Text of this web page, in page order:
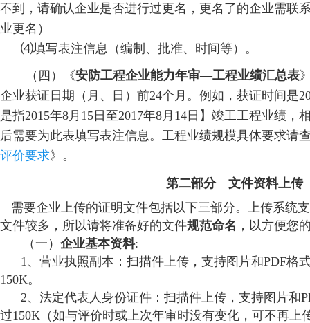
不到，请确认企业是否进行过更名，更名了的企业需联
业更名）
⑷填写表注信息（编制、批准、时间等）。
（四）《安防工程企业能力年审—工程业绩汇总表
企业获证日期（月、日）前24个月。例如，获证时间是
是指2015年8月15日至2017年8月14日】竣工工程业绩，
后需要为此表填写表注信息。工程业绩规模具体要求请
评价要求》。
第二部分 文件资料上传
需要企业上传的证明文件包括以下三部分。上传系统
文件较多，所以请将准备好的文件规范命名 ，以方便您
（一） 企业基本资料:
1、营业执照副本：扫描件上传，支持图片和PDF格
150K。
2、法定代表人身份证件：扫描件上传，支持图片和
过150K（如与评价时或上次年审时没有变化，可不再上